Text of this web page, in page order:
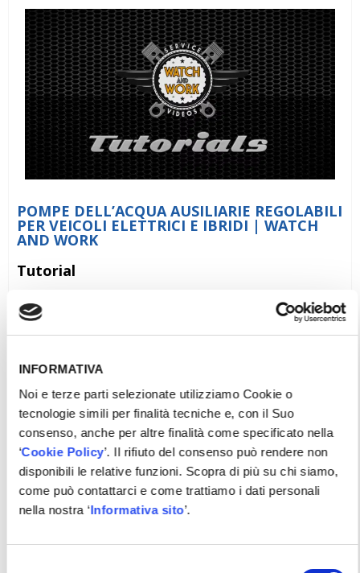
INFORMATIVA
Noi e terze parti selezionate utilizziamo Cookie o
tecnologie simili per finalità tecniche e, con il Suo
consenso, anche per altre finalità come specificato nella
‘Cookie Policy’. Il rifiuto del consenso può rendere non
disponibili le relative funzioni. Scopra di più su chi siamo,
come può contattarci e come trattiamo i dati personali
nella nostra ‘Informativa sito’.
POMPE DELL’ACQUA AUSILIARIE REGOLABILI
PER VEICOLI ELETTRICI E IBRIDI | WATCH
AND WORK
Tutorial
Vai alla scheda
INIETTORE DIESEL